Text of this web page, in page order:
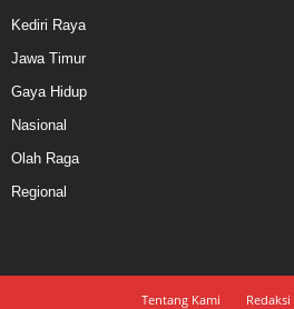
Kediri Raya
Jawa Timur
Gaya Hidup
Nasional
Olah Raga
Regional
Tentang Kami Redaksi